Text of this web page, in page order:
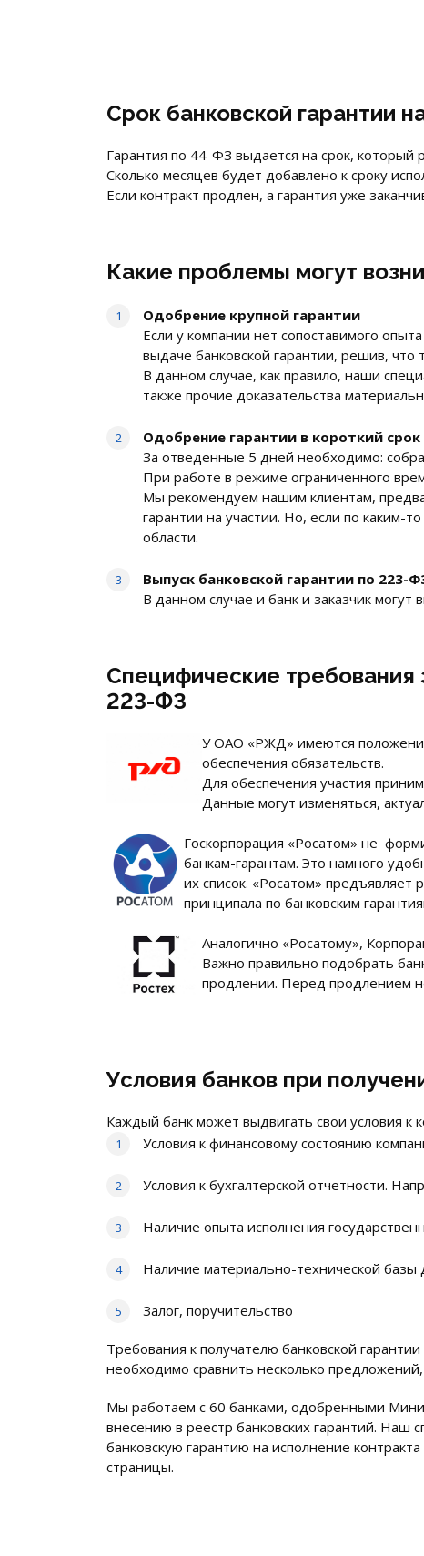
Срок банковской гарантии
Гарантия по 44-ФЗ выдается на срок, который
Сколько месяцев будет добавлено к сроку
Если контракт продлен, а гарантия уже
Какие проблемы могут
Одобрение крупной гарантии
Если у компании нет сопоставимого
выдаче банковской гарантии, решив,
В данном случае, как правило, наши
также прочие доказательства
Одобрение гарантии в короткий срок
За отведенные 5 дней необходимо:
При работе в режиме ограниченного
Мы рекомендуем нашим клиентам,
гарантии на участии. Но, если по каким-
области.
Выпуск банковской гарантии по
В данном случае и банк и заказчик могут
Специфические требования
223-ФЗ
У ОАО «РЖД» имеются
обеспечения обязательств.
Для обеспечения участия
Данные могут изменяться,
Госкорпорация «Росатом» не
банкам-гарантам. Это намного
их список. «Росатом» предъявляет
принципала по банковским
Аналогично «Росатому»,
Важно правильно подобрать
продлении. Перед продлением
Условия банков при
Каждый банк может выдвигать свои условия
Условия к финансовому состоянию
Условия к бухгалтерской отчетности.
Наличие опыта исполнения
Наличие материально-технической базы
Залог, поручительство
Требования к получателю банковской
необходимо сравнить несколько
Мы работаем с 60 банками, одобренными
внесению в реестр банковских гарантий. Наш
банковскую гарантию на исполнение
страницы.